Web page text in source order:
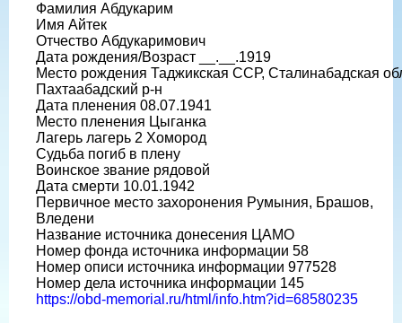
Фамилия Абдукарим
Имя Айтек
Отчество Абдукаримович
Дата рождения/Возраст __.__.1919
Место рождения Таджикская ССР, Сталинабадская
Пахтаабадский р-н
Дата пленения 08.07.1941
Место пленения Цыганка
Лагерь лагерь 2 Хомород
Судьба погиб в плену
Воинское звание рядовой
Дата смерти 10.01.1942
Первичное место захоронения Румыния, Брашов,
Вледени
Название источника донесения ЦАМО
Номер фонда источника информации 58
Номер описи источника информации 977528
Номер дела источника информации 145
https://obd-memorial.ru/html/info.htm?id=68580235